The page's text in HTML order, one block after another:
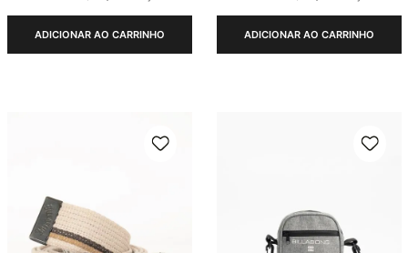
ADICIONAR AO CARRINHO ADICIONAR AO CARRINHO